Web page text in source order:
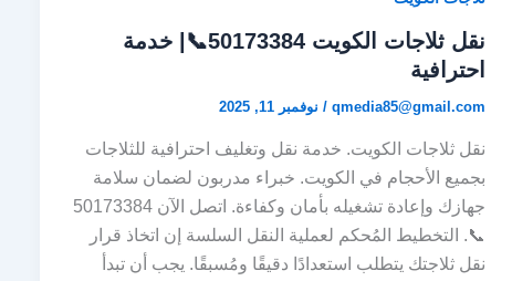
نقل ثلاجات الكويت 50173384📞| خدمة
احترافية
qmedia85@gmail.com
/ نوفمبر 11, 2025
نقل ثلاجات الكويت. خدمة نقل وتغليف احترافية للثلاجات
بجميع الأحجام في الكويت. خبراء مدربون لضمان سلامة
جهازك وإعادة تشغيله بأمان وكفاءة. اتصل الآن 50173384
📞. التخطيط المُحكم لعملية النقل السلسة إن اتخاذ قرار
نقل ثلاجتك يتطلب استعدادًا دقيقًا ومُسبقًا. يجب أن تبدأ